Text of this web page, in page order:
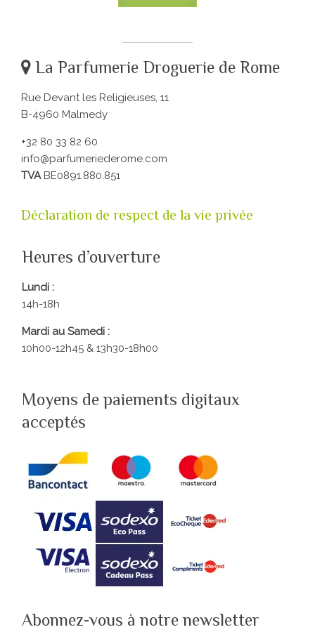
La Parfumerie Droguerie de Rome
Rue Devant les Religieuses, 11
B-4960 Malmedy
+32 80 33 82 60
info@parfumeriederome.com
TVABE0891.880.851
Déclaration de respect de la vie privée
Heures d’ouverture
Lundi :
14h-18h
Mardi au Samedi :
10h00-12h45 & 13h30-18h00
Moyens de paiements digitaux
acceptés
Abonnez-vous à notre newsletter